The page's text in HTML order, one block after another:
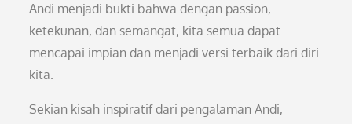
Andi menjadi bukti bahwa dengan passion,
ketekunan, dan semangat, kita semua dapat
mencapai impian dan menjadi versi terbaik dari diri
kita.
Sekian kisah inspiratif dari pengalaman Andi,